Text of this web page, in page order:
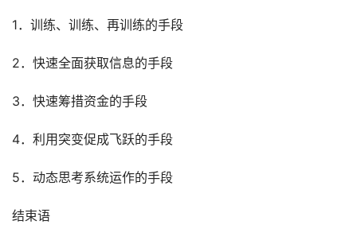
1．训练、训练、再训练的手段
2．快速全面获取信息的手段
3．快速筹措资金的手段
4．利用突变促成飞跃的手段
5．动态思考系统运作的手段
结束语